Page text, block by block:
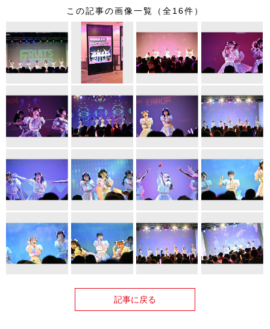
この記事の画像一覧（全16件）
記事に戻る